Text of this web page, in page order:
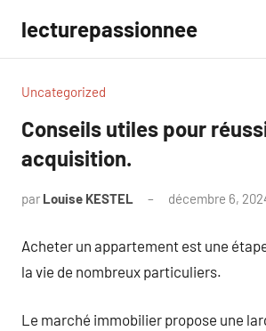
contenu
lecturepassionnee
Uncategorized
Conseils utiles pour
acquisition.
par Louise KESTEL décembre 6,
Acheter un appartement est une
la vie de nombreux particuliers.
Le marché immobilier propose une